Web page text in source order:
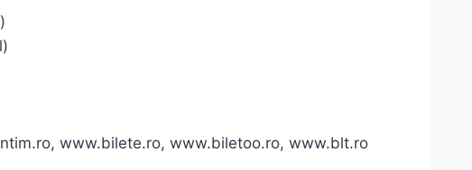
www.bilete.ro, www.biletoo.ro, www.blt.ro